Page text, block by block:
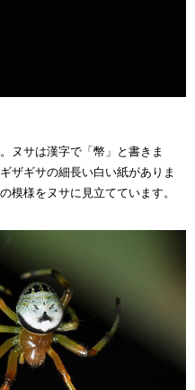
ヌサは漢字で「幣」と書きま
ザギサの細長い白い紙がありま
模様をヌサに見立てています。